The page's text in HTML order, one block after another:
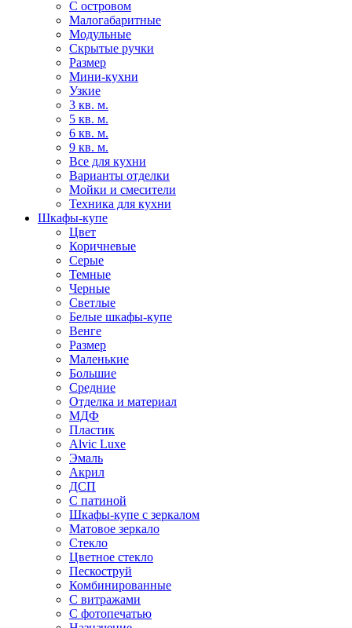
С островом
Малогабаритные
Модульные
Скрытые ручки
Размер
Мини-кухни
Узкие
3 кв. м.
5 кв. м.
6 кв. м.
9 кв. м.
Все для кухни
Варианты отделки
Мойки и смесители
Техника для кухни
Шкафы-купе
Цвет
Коричневые
Серые
Темные
Черные
Светлые
Белые шкафы-купе
Венге
Размер
Маленькие
Большие
Средние
Отделка и материал
МДФ
Пластик
Alvic Luxe
Эмаль
Акрил
ДСП
С патиной
Шкафы-купе с зеркалом
Матовое зеркало
Стекло
Цветное стекло
Пескоструй
Комбинированные
С витражами
С фотопечатью